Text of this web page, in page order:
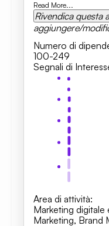
Read More...
Rivendica questa
aggiungere/
Numero di
100-249
Segnali di
Area di attività:
Marketing digitale
Marketing, Brand